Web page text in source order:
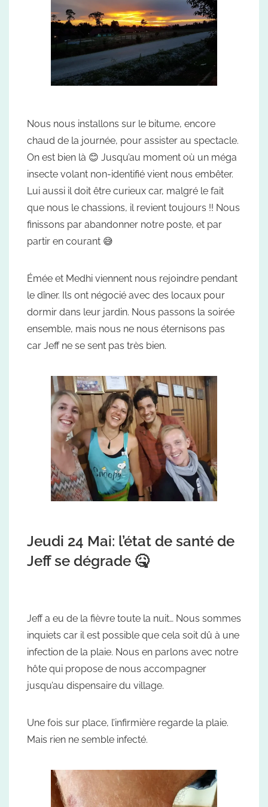
Nous nous installons sur le bitume, encore
chaud de la journée, pour assister au spectacle.
On est bien là 😊 Jusqu’au moment où un méga
insecte volant non-identifié vient nous embêter.
Lui aussi il doit être curieux car, malgré le fait
que nous le chassions, il revient toujours !! Nous
finissons par abandonner notre poste, et par
partir en courant 😅
Émée et Medhi viennent nous rejoindre pendant
le dîner. Ils ont négocié avec des locaux pour
dormir dans leur jardin. Nous passons la soirée
ensemble, mais nous ne nous éternisons pas
car Jeff ne se sent pas très bien.
Jeudi 24 Mai: l’état de santé de
Jeff se dégrade 🤒
Jeff a eu de la fièvre toute la nuit… Nous sommes
inquiets car il est possible que cela soit dû à une
infection de la plaie. Nous en parlons avec notre
hôte qui propose de nous accompagner
jusqu’au dispensaire du village.
Une fois sur place, l’infirmière regarde la plaie.
Mais rien ne semble infecté.